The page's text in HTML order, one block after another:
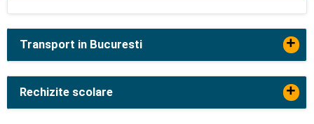
Transport in Bucuresti +
Rechizite scolare +